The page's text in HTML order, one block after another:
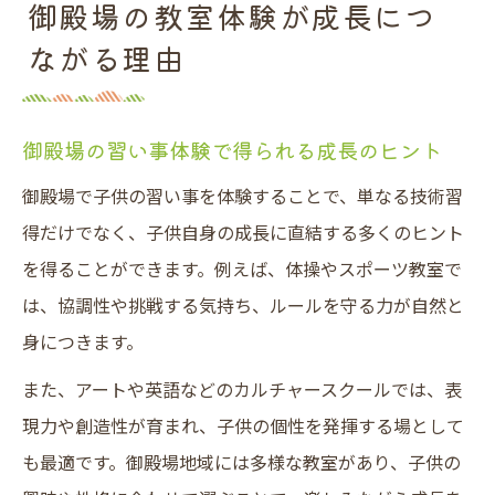
御殿場の教室体験が成長につ
ながる理由
御殿場の習い事体験で得られる成長のヒント
御殿場で子供の習い事を体験することで、単なる技術習
得だけでなく、子供自身の成長に直結する多くのヒント
を得ることができます。例えば、体操やスポーツ教室で
は、協調性や挑戦する気持ち、ルールを守る力が自然と
身につきます。
また、アートや英語などのカルチャースクールでは、表
現力や創造性が育まれ、子供の個性を発揮する場として
も最適です。御殿場地域には多様な教室があり、子供の